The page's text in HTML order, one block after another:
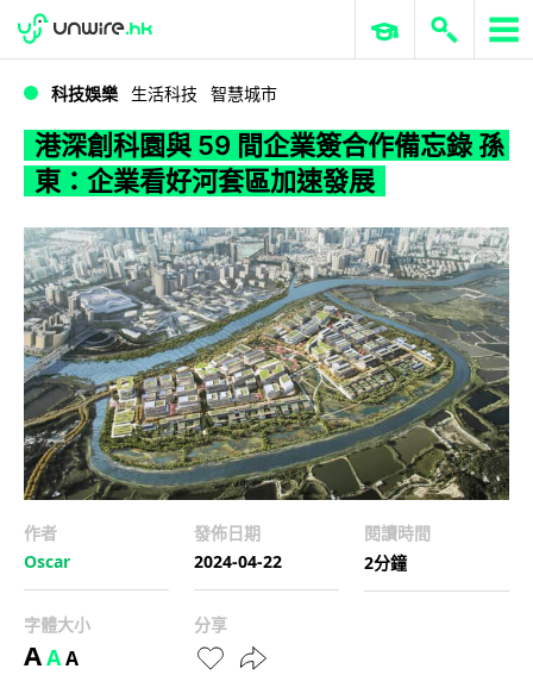
WWDC 2026 ERP 與商業 AI
科技娛樂 生活科技 智慧城市
港深創科園與 59 間企業簽合作備忘錄 孫
東：企業看好河套區加速發展
作者
Oscar
發佈日期
2024-04-22
閱讀時間
2分鐘
字體大小
AAA
分享